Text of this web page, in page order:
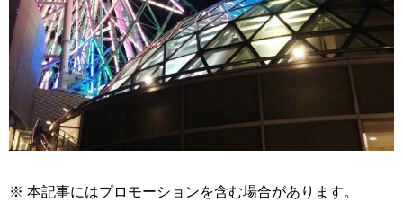
※ 本記事にはプロモーションを含む場合があります。